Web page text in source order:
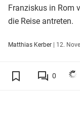
Franziskus in Rom
die Reise antreten.
Matthias Kerber | 12.
0